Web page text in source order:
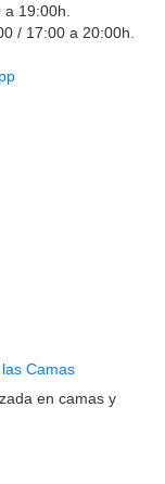
19:00h.
/ 17:00 a 20:00h.
Camas
en camas y